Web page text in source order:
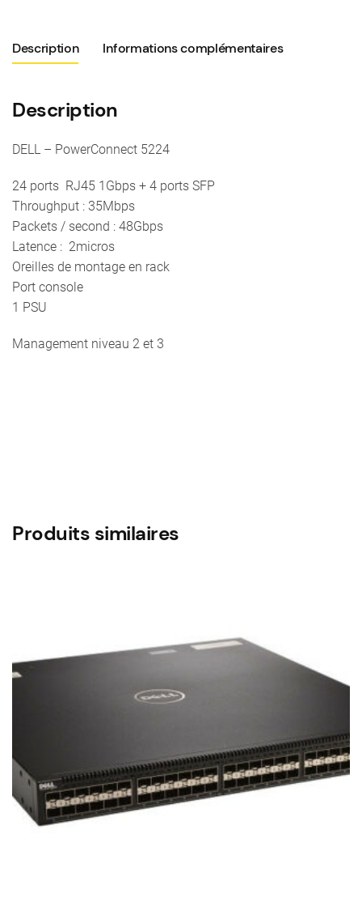
Description Informations complémentaires
Description
DELL – PowerConnect 5224
24 ports RJ45 1Gbps + 4 ports SFP
Throughput : 35Mbps
Packets / second : 48Gbps
Latence : 2micros
Oreilles de montage en rack
Port console
1 PSU
Management niveau 2 et 3
Produits similaires